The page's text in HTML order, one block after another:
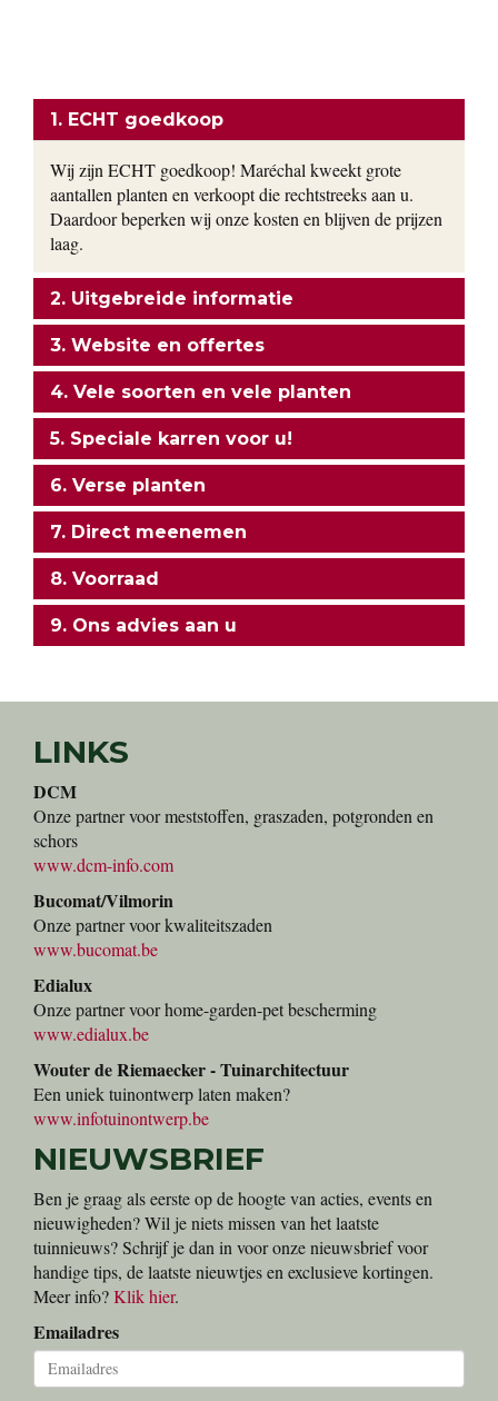
1. ECHT goedkoop
Wij zijn ECHT goedkoop! Maréchal kweekt grote
aantallen planten en verkoopt die rechtstreeks aan u.
Daardoor beperken wij onze kosten en blijven de prijzen
laag.
2. Uitgebreide informatie
3. Website en offertes
4. Vele soorten en vele planten
5. Speciale karren voor u!
6. Verse planten
7. Direct meenemen
8. Voorraad
9. Ons advies aan u
LINKS
DCM
Onze partner voor meststoffen, graszaden, potgronden en
schors
www.dcm-info.com
Bucomat/Vilmorin
Onze partner voor kwaliteitszaden
www.bucomat.be
Edialux
Onze partner voor home-garden-pet bescherming
www.edialux.be
Wouter de Riemaecker - Tuinarchitectuur
Een uniek tuinontwerp laten maken?
www.infotuinontwerp.be
NIEUWSBRIEF
Ben je graag als eerste op de hoogte van acties, events en
nieuwigheden? Wil je niets missen van het laatste
tuinnieuws? Schrijf je dan in voor onze nieuwsbrief voor
handige tips, de laatste nieuwtjes en exclusieve kortingen.
Meer info?Klik hier.
Emailadres